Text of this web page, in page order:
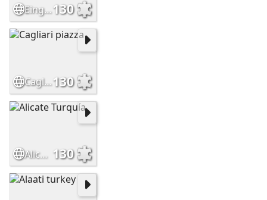
Eingang in rovinj kroatien130
Cagliari piazza130
Alicate Turquía 130